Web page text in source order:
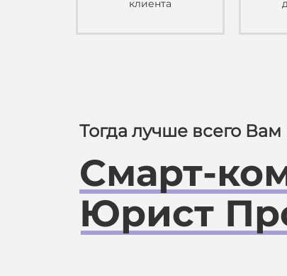
клиента
Тогда лучше всего
Смарт-
Юрист